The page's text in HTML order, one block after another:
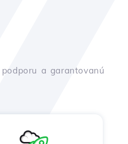
a garantovanú